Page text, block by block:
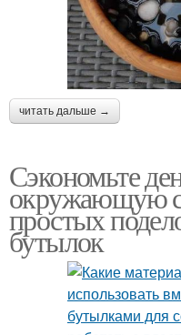
читать дальше →
Сэкономьте
окружающую
простых
бутылок